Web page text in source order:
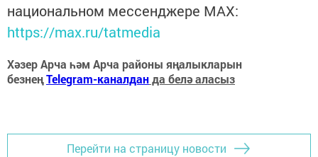
национальном мессенджере MАХ:
https://max.ru/tatmedia
Хәзер Арча һәм Арча районы яңалыкларын
безнеңTelegram-каналданда белә аласыз
Перейти на страницу новости